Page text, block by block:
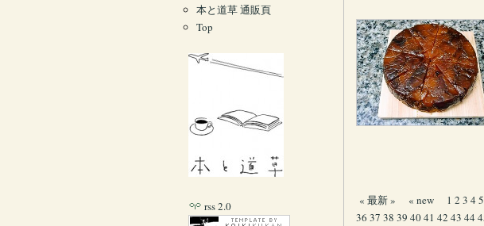
« 最新 » « new 1 2 3 4 5
36 37 38 39 4041 42 43 44
本と道草 通販頁
Top
rss 2.0